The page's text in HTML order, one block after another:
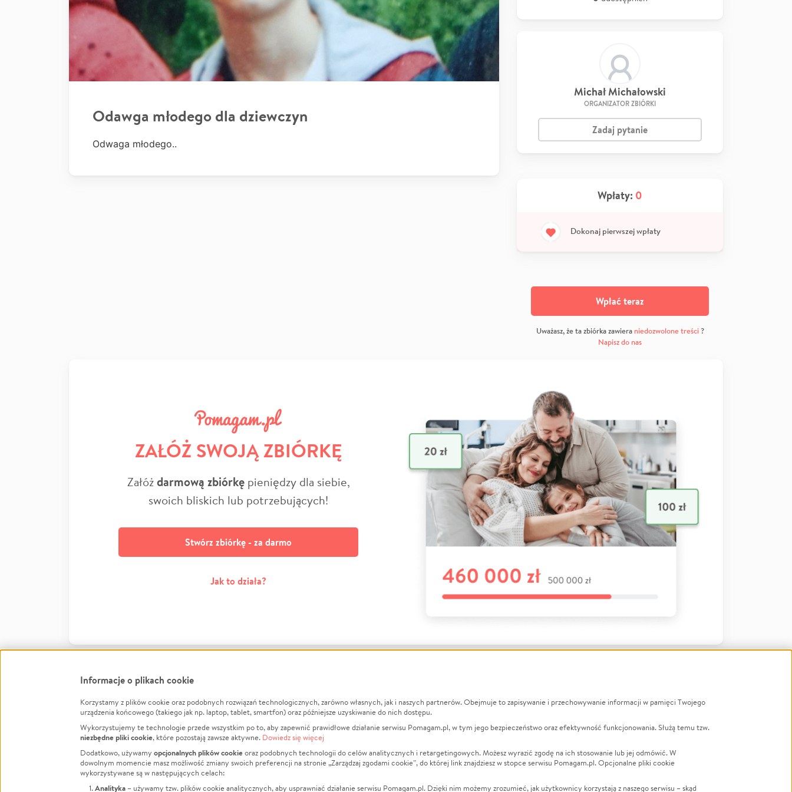
Odawga młodego dla dziewczyn
Odwaga młodego..
Michał Michałowski
ORGANIZATOR ZBIÓRKI
Zadaj pytanie
Wpłaty: 0
Dokonaj pierwszej wpłaty
Wpłać teraz
Uważasz, że ta zbiórka zawiera niedozwolone treści?
Napisz do nas
ZAŁÓŻ SWOJĄ ZBIÓRKĘ
Załóżdarmową zbiórkępieniędzy dla siebie,
swoich bliskich lub potrzebujących!
Stwórz zbiórkę - za darmo
Jak to działa?
FacebookTwitter Instagram
LinkedInTikTok Youtube
Informacje
Jak to działa?
Regulamin
Polityka Prywatności
O nas
Opinie
Raporty
Za darmo
Zbieraj na
Leczenie
Zwierzęta
Pożar
LGBTQ+
Powódź
Wichura
Informacje o plikach cookie
Korzystamy z plików cookie oraz podobnych rozwiązań technologicznych, zarówno własnych, jak i naszych partnerów. Obejmuje to zapisywanie i przechowywanie informacji w pamięci Twojego
urządzenia końcowego (takiego jak np. laptop, tablet, smartfon) oraz późniejsze uzyskiwanie do nich dostępu.
Wykorzystujemy te technologie przede wszystkim po to, aby zapewnić prawidłowe działanie serwisu Pomagam.pl, w tym jego bezpieczeństwo oraz efektywność funkcjonowania. Służą temu tzw.
niezbędne pliki cookie, które pozostają zawsze aktywne. Dowiedz się więcej
Dodatkowo, używamy opcjonalnych plików cookieoraz podobnych technologii do celów analitycznych i retargetingowych. Możesz wyrazić zgodę na ich stosowanie lub jej odmówić. W
dowolnym momencie masz możliwość zmiany swoich preferencji na stronie „Zarządzaj zgodami cookie”, do której link znajdziesz w stopce serwisu Pomagam.pl. Opcjonalne pliki cookie
wykorzystywane są w następujących celach:
Analityka – używamy tzw. plików cookie analitycznych, aby usprawniać działanie serwisu Pomagam.pl. Dzięki nim możemy zrozumieć, jak użytkownicy korzystają z naszego serwisu – skąd